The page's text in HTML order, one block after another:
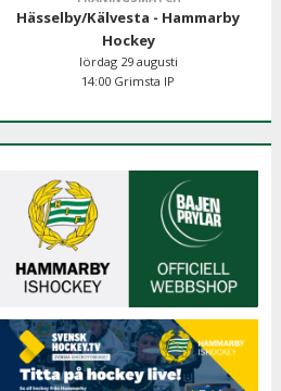
Hässelby/Kälvesta - Hammarby
Hockey
lördag 29 augusti
14:00 Grimsta IP